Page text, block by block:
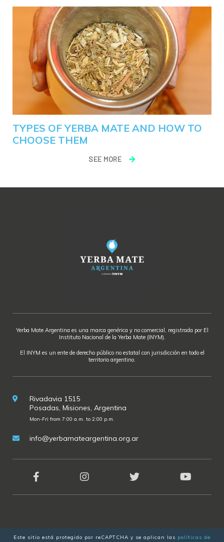
TYPES OF YERBA MATE AND HOW TO
CHOOSE THEM
SEE MORE
Yerba Mate Argentina es una marca genérica y no comercial, registrada por El
Instituto Nacional de la Yerba Mate (INYM).
El INYM es un ente de derecho público no estatal con jurisdicción en todo el
territorio argentino.
Rivadavia 1515
Posadas, Misiones, Argentina
Mon-Fri from 7:00 a.m. to 2:00 p.m.
info@yerbamateargentina.org.ar
Este sitio está protegido por reCAPTCHA y se aplican las políticas de